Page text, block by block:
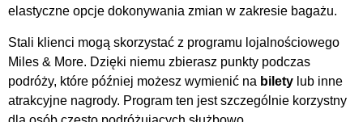
elastyczne opcje dokonywania zmian w zakresie bagażu.
Stali klienci mogą skorzystać z programu lojalnościowego
Miles & More. Dzięki niemu zbierasz punkty podczas
podróży, które później możesz wymienić na bilety lub inne
atrakcyjne nagrody. Program ten jest szczególnie korzystny